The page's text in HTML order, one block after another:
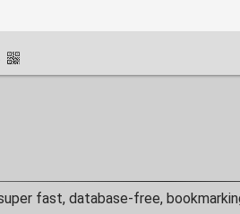
fast, database-free,